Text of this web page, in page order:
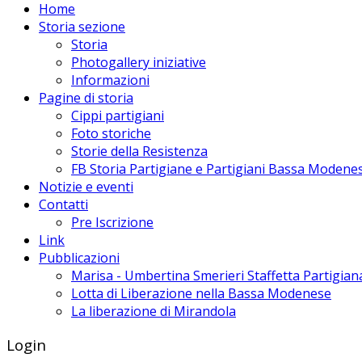
Home
Storia sezione
Storia
Photogallery iniziative
Informazioni
Pagine di storia
Cippi partigiani
Foto storiche
Storie della Resistenza
FB Storia Partigiane e Partigiani Bassa
Notizie e eventi
Contatti
Pre Iscrizione
Link
Pubblicazioni
Marisa - Umbertina Smerieri Staffetta
Lotta di Liberazione nella Bassa Modenese
La liberazione di Mirandola
Login